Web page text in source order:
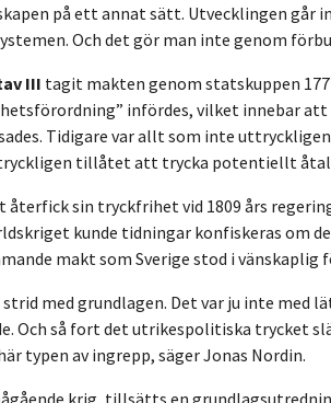
på ett annat sätt. Utvecklingen går
Och det gör man inte genom
III tagit makten genom statskuppen
infördes, vilket innebar
Tidigare var allt som inte
tillåtet att trycka potentiellt
återfick sin tryckfrihet vid 1809 års
kunde tidningar konfiskeras om
makt som Sverige stod i vänskaplig
med grundlagen. Det var ju inte med
Och så fort det utrikespolitiska trycket
typen av ingrepp, säger Jonas Nordin.
krig, tillsätts en